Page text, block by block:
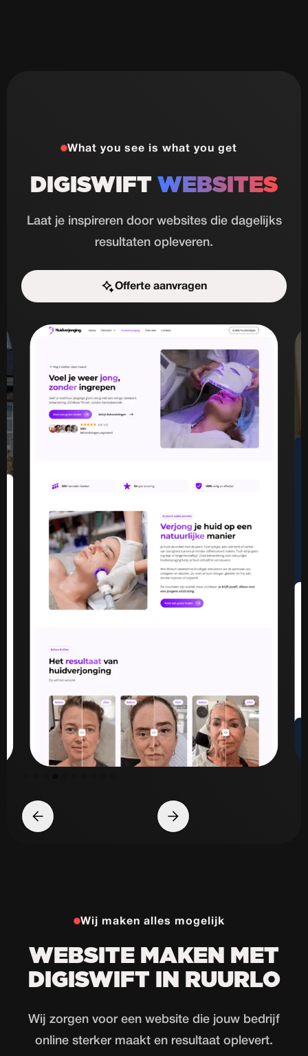
What you see is what you get
DIGISWIFT WEBSITES
Laat je inspireren door websites die dagelijks
resultaten opleveren.
Offerte aanvragen
Start de uitdaging
Wij maken alles mogelijk
WEBSITE MAKEN MET
DIGISWIFT IN RUURLO
Wij zorgen voor een website die jouw bedrijf
online sterker maakt en resultaat oplevert.